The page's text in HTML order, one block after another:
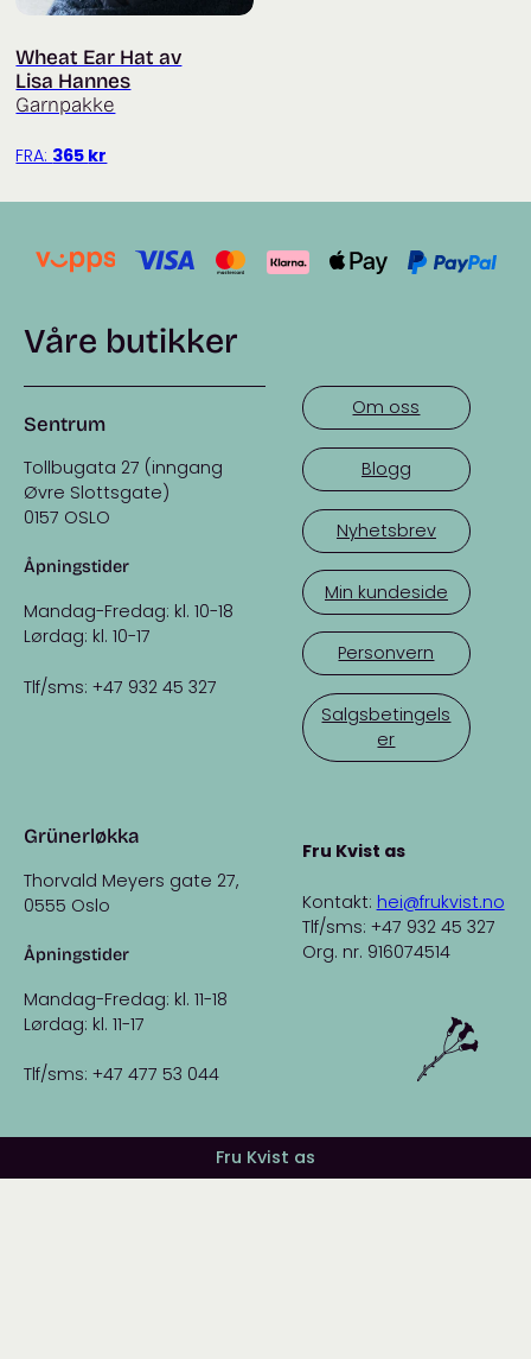
Wheat Ear Hat av
Lisa Hannes
Garnpakke
FRA: 365 kr
Våre butikker
Sentrum
Tollbugata 27 (inngang
Øvre Slottsgate)
0157 OSLO
Åpningstider
Mandag-Fredag: kl. 10-18
Lørdag: kl. 10-17
Tlf/sms: +47 932 45 327
Grünerløkka
Thorvald Meyers gate 27,
0555 Oslo
Åpningstider
Mandag-Fredag: kl. 11-18
Lørdag: kl. 11-17
Tlf/sms: +47 477 53 044
Om oss
Blogg
Nyhetsbrev
Min kundeside
Personvern
Salgsbetingels
er
Fru Kvist as
Kontakt: hei@frukvist.no
Tlf/sms: +47 932 45 327
Org. nr. 916074514
Fru Kvist as